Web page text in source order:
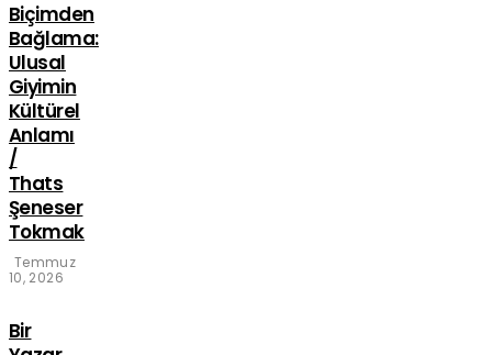
Biçimden
Bağlama:
Ulusal
Giyimin
Kültürel
Anlamı
/
Thats
Şeneser
Tokmak
Temmuz
10, 2026
Bir